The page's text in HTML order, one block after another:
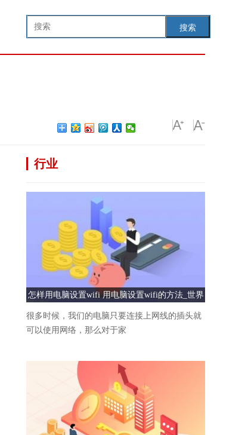
搜索
行业
怎样用电脑设置wifi 用电脑设置wifi的方法_世界
速看
很多时候，我们的电脑只要连接上网线的插头就
可以使用网络，那么对于家